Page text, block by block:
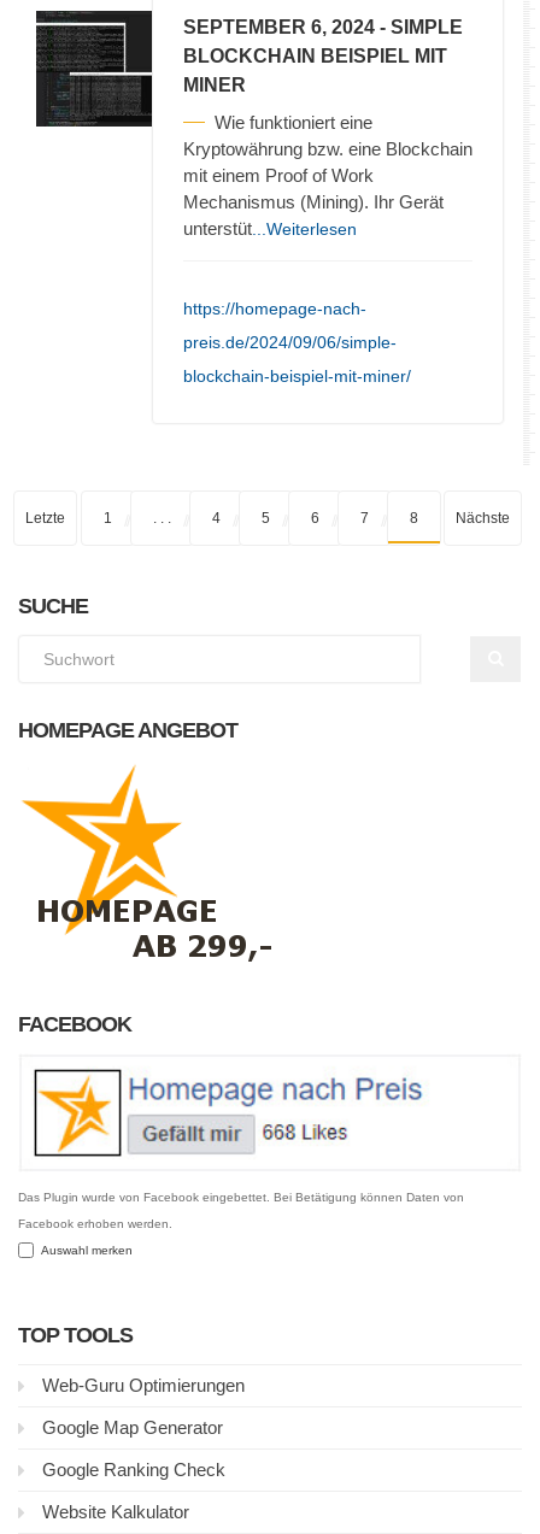
SEPTEMBER 6, 2024 - SIMPLE
BLOCKCHAIN BEISPIEL MIT
MINER
Wie funktioniert eine
Kryptowährung bzw. eine Blockchain
mit einem Proof of Work
Mechanismus (Mining). Ihr Gerät
unterstüt ...Weiterlesen
https://homepage-nach-
preis.de/2024/09/06/simple-
blockchain-beispiel-mit-miner/
Letzte 1 4 5 6 7 8 Nächste
SUCHE
HOMEPAGE ANGEBOT
FACEBOOK
Das Plugin wurde von Facebook eingebettet. Bei Betätigung können Daten von
Facebook erhoben werden.
Auswahl merken
TOP TOOLS
Web-Guru Optimierungen
Google Map Generator
Google Ranking Check
Website Kalkulator